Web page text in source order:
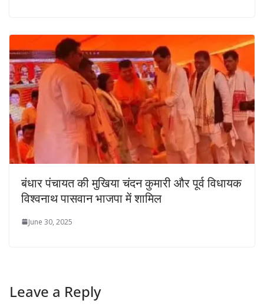
बंधार पंचायत की मुखिया चंदन कुमारी और पूर्व विधायक
विश्वनाथ पासवान भाजपा में शामिल
June 30, 2025
Leave a Reply